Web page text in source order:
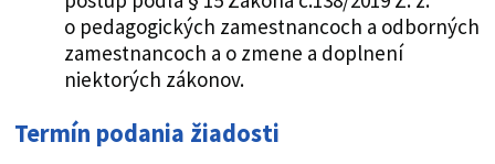
o pedagogických zamestnancoch a odborných
zamestnancoch a o zmene a doplnení
niektorých zákonov.
Termín podania žiadosti